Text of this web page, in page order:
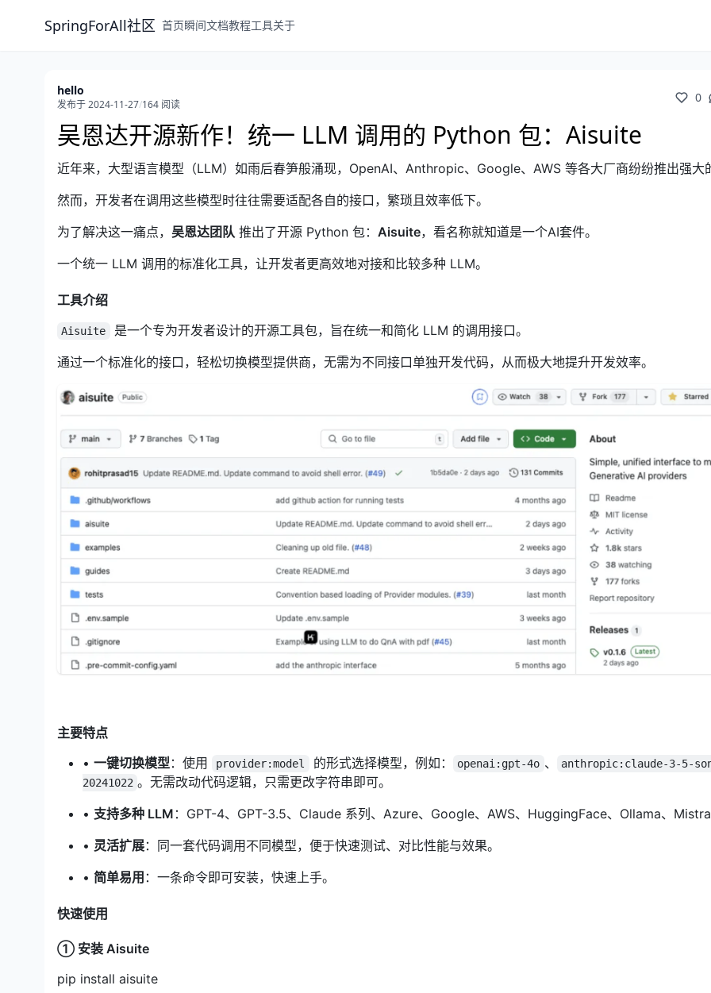
SpringForAll社区 首页瞬间文档教程工具关于
hello
发布于 2024-11-27/164 阅读 0
吴恩达开源新作！统一 LLM 调用的 Python 包：Aisuite
近年来，大型语言模型（LLM）如雨后春笋般涌现，OpenAI、Anthropic、Google、AWS 等各大厂商纷纷推出强大
然而，开发者在调用这些模型时往往需要适配各自的接口，繁琐且效率低下。
为了解决这一痛点， 吴恩达团队 推出了开源 Python 包： Aisuite，看名称就知道是一个AI套件。
一个统一 LLM 调用的标准化工具，让开发者更高效地对接和比较多种 LLM。
工具介绍
Aisuite
是一个专为开发者设计的开源工具包，旨在统一和简化 LLM 的调用接口。
通过一个标准化的接口，轻松切换模型提供商，无需为不同接口单独开发代码，从而极大地提升开发效率。
主要特点
• 一键切换模型：使用 provider:model 的形式选择模型，例如： openai:gpt-4o 、
anthropic:claude-3-5-
20241022 。无需改动代码逻辑，只需更改字符串即可。
• 支持多种 LLM ：GPT-4、GPT-3.5、Claude 系列、Azure、Google、AWS、HuggingFace、Ollama、
• 灵活扩展：同一套代码调用不同模型，便于快速测试、对比性能与效果。
• 简单易用 ：一条命令即可安装，快速上手。
快速使用
① 安装 Aisuite
pip install aisuite